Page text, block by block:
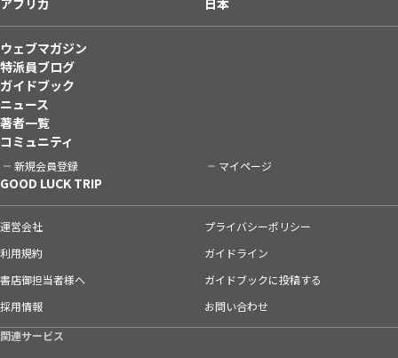
ウェブマガジン
特派員ブログ
ガイドブック
ニュース
著者一覧
コミュニティ
新規会員登録 マイページ
GOOD LUCK TRIP
運営会社
プライバシーポリシー
利用規約
ガイドライン
書店御担当者様へ
ガイドブックに投稿する
採用情報
お問い合わせ
関連サービス